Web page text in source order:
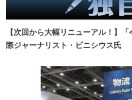
【次回から大幅リニューアル！】
際ジャーナリスト・ビニシウス氏